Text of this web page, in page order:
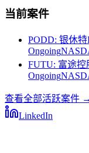
当前案件
PODD: 银休特
Ongoing
FUTU: 富途控
Ongoing
查看全部活跃案件 →
LinkedIn